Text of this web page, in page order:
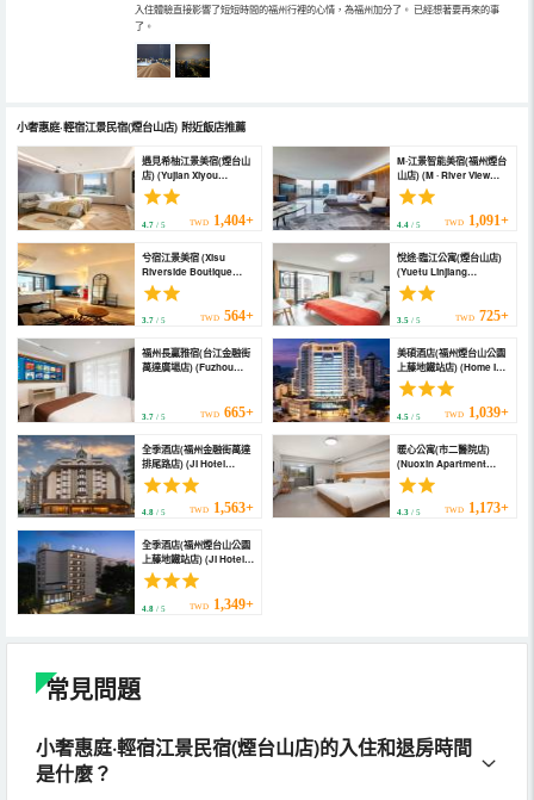
入住體驗直接影響了短短時間的福州行裡的心情，為福州加分了。 已經想著要再來的事
了。
小奢惠庭·輕宿江景民宿(煙台山店) 附近飯店推薦
遇見希柚江景美宿(煙台山
店) (Yujian Xiyou
Jiangjing Meisu
(Yantaishan))
4.7 / 5 TWD 1,404+
M·江景智能美宿(福州煙台
山店) (M · River View
Smart Homestay
(Fuzhou Yantai
Mountain))
4.4/ 5 TWD 1,091+
兮宿江景美宿 (Xisu
Riverside Boutique
Stay)
3.7 / 5 TWD 564+
悅途·臨江公寓(煙台山店)
(Yuetu Linjiang
Apartment (Yantai
Mountain Branch))
3.5/ 5 TWD 725+
福州長贏雅宿(台江金融街
萬達廣場店) (Fuzhou
Street Wanda))
3.7 / 5 TWD 665+
美碩酒店(福州煙台山公園
上藤地鐵站店) (Home Inn
Subai Yun Hotel
(Fuzhou Shangteng
Subway Station
4.5/ 5 TWD 1,039+
全季酒店(福州金融街萬達
排尾路店) (JI Hotel
(Fuzhou Financial
Street Wanda Paiwei
Road))
4.8 / 5 TWD 1,563+
暖心公寓(市二醫院店)
(Nuoxin Apartment
(City Second Hospital))
4.3/ 5 TWD 1,173+
全季酒店(福州煙台山公園
上藤地鐵站店) (JI Hotel
(Fuzhou Yantai
Mountain Park
Shangteng Subway
Station))
4.8 / 5 TWD 1,349+
常見問題
小奢惠庭·輕宿江景民宿(煙台山店)的入住和退房時間
是什麼？